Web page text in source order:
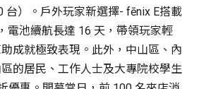
台）。戶外玩家新選擇- fēnix E搭載
電池續航長達 16 天，帶領玩家輕
成就極致表現。此外，中山區、內
的居民、工作人士及大專院校學生